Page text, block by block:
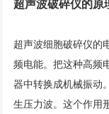
超声波破碎仪的原
超声波细胞破碎仪的
频电能。把这种高频
器中转换成机械振动
生压力波。这个作用